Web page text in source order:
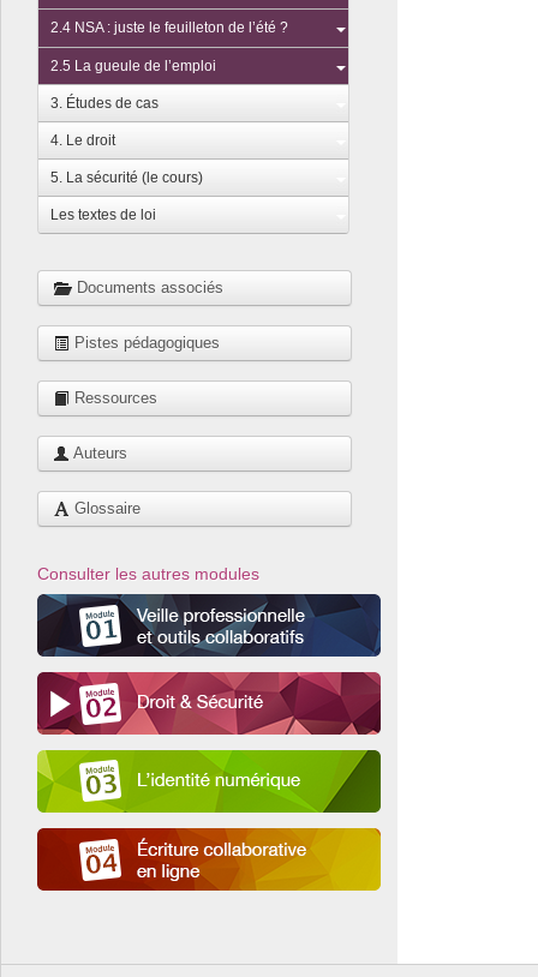
2.4 NSA : juste le feuilleton de l’été ?
2.5 La gueule de l’emploi
3. Études de cas
4. Le droit
5. La sécurité (le cours)
Les textes de loi
Documents associés
Pistes pédagogiques
Ressources
Auteurs
Glossaire
Consulter les autres modules